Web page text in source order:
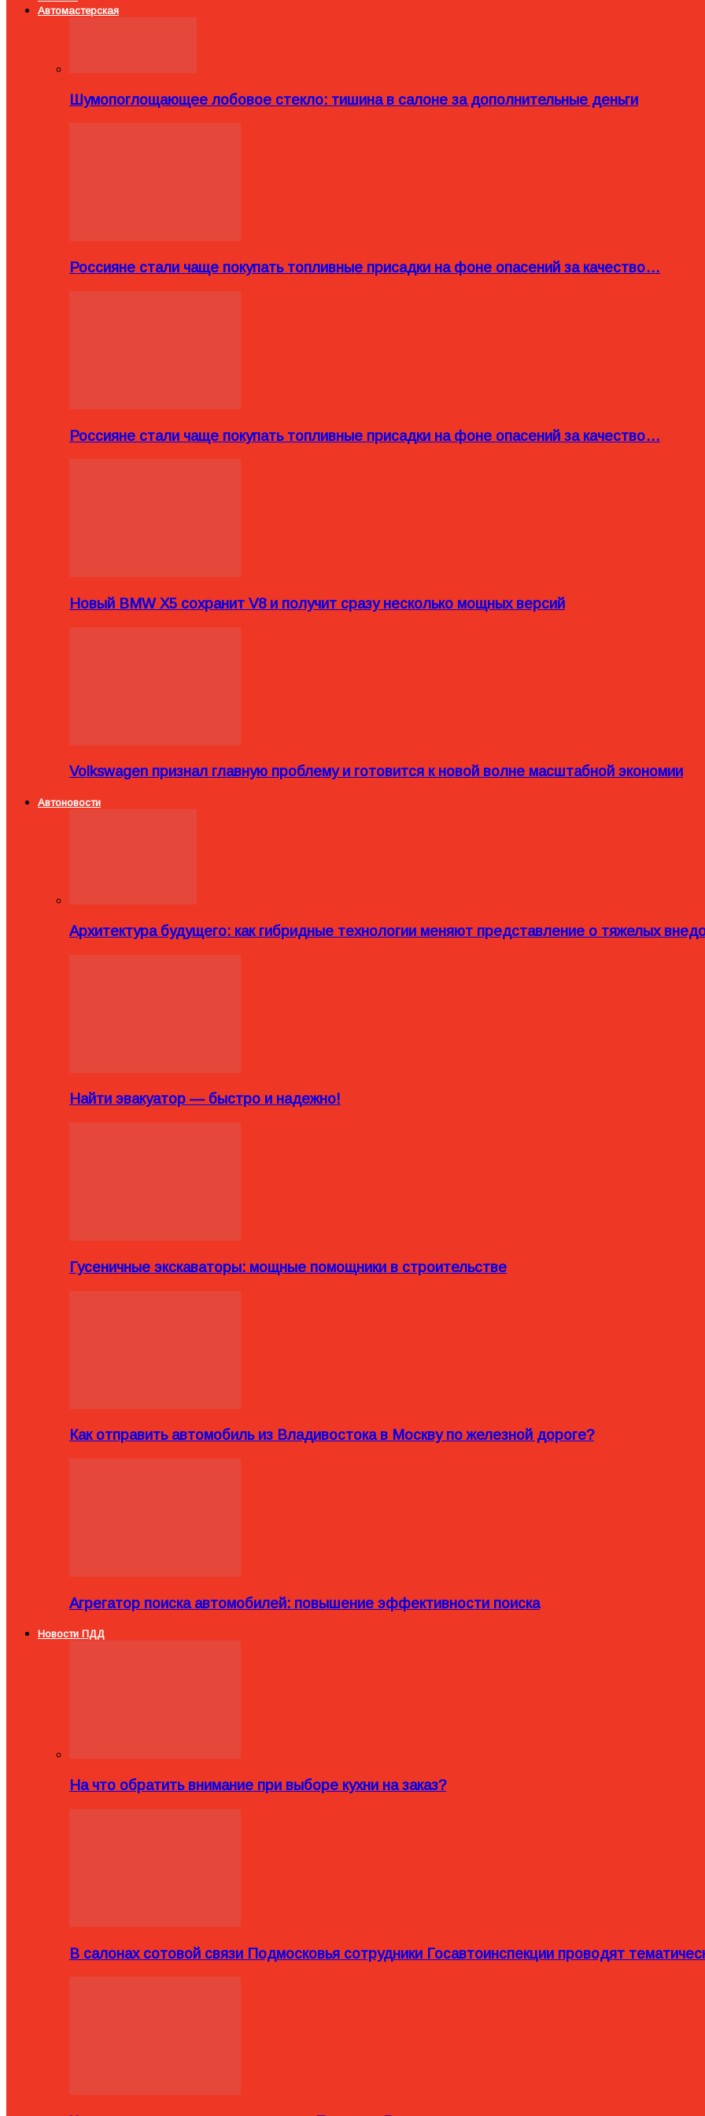
Автомастерская
Шумопоглощающее лобовое стекло: тишина в салоне за дополнительные деньги
Россияне стали чаще покупать топливные присадки на фоне опасений за качество…
Россияне стали чаще покупать топливные присадки на фоне опасений за качество…
Новый BMW X5 сохранит V8 и получит сразу несколько мощных версий
Volkswagen признал главную проблему и готовится к новой волне масштабной экономии
Автоновости
Архитектура будущего: как гибридные технологии меняют представление о тяжелых
Найти эвакуатор — быстро и надежно!
Гусеничные экскаваторы: мощные помощники в строительстве
Как отправить автомобиль из Владивостока в Москву по железной дороге?
Агрегатор поиска автомобилей: повышение эффективности поиска
Новости ПДД
На что обратить внимание при выборе кухни на заказ?
В салонах сотовой связи Подмосковья сотрудники Госавтоинспекции проводят